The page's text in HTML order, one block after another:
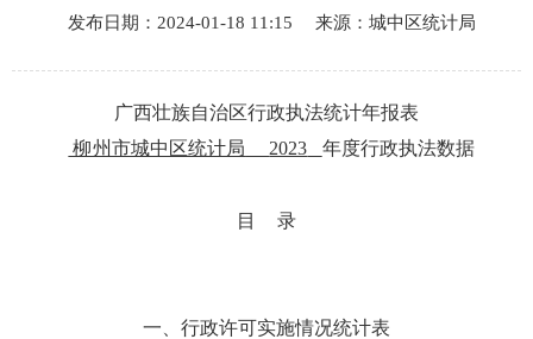
政府信息公开
发布日期：2024-01-18 11:15 来源：城中区统计局
广西壮族自治区行政执法统计年报表
柳州市城中区统计局
2023 年度行政执法数据
目 录
一、行政许可实施情况统计表